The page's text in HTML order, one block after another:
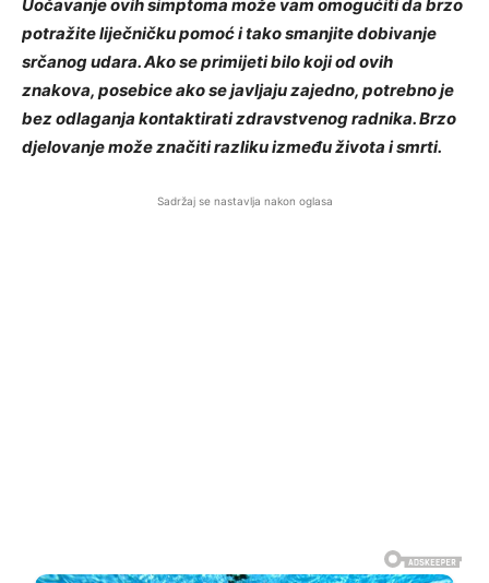
Uočavanje ovih simptoma može vam omogućiti da brzo
potražite liječničku pomoć i tako smanjite dobivanje
srčanog udara. Ako se primijeti bilo koji od ovih
znakova, posebice ako se javljaju zajedno, potrebno je
bez odlaganja kontaktirati zdravstvenog radnika. Brzo
djelovanje može značiti razliku između života i smrti.
Sadržaj se nastavlja nakon oglasa